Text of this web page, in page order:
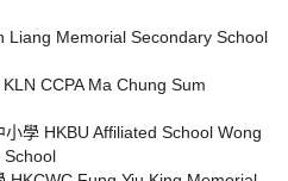
Liang Memorial Secondary School
CCPA Ma Chung Sum
學 HKBU Affiliated School Wong
School